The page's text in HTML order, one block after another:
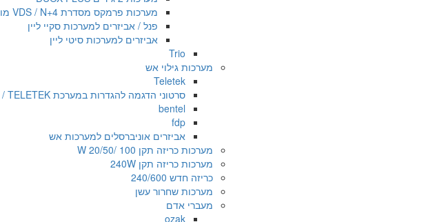
מערכות פרמקס מסדרת VDS / N+4 מודולרי
פנל / אביזרים למערכות סקיי ליין
אביזרים למערכות סיטי ליין
Trio
מערכות גילוי אש
Teletek
סרטוני הדגמה להגדרות במערכת TELETEK / הורדות WHITE PEPER
bentel
fdp
אביזרים אוניברסלים למערכות אש
מערכות כריזה תקן 100 /20/50 W
מערכות כריזה תקן 240W
כריזה חדש 240/600
מערכות שחרור עשן
מעברי אדם
ozak